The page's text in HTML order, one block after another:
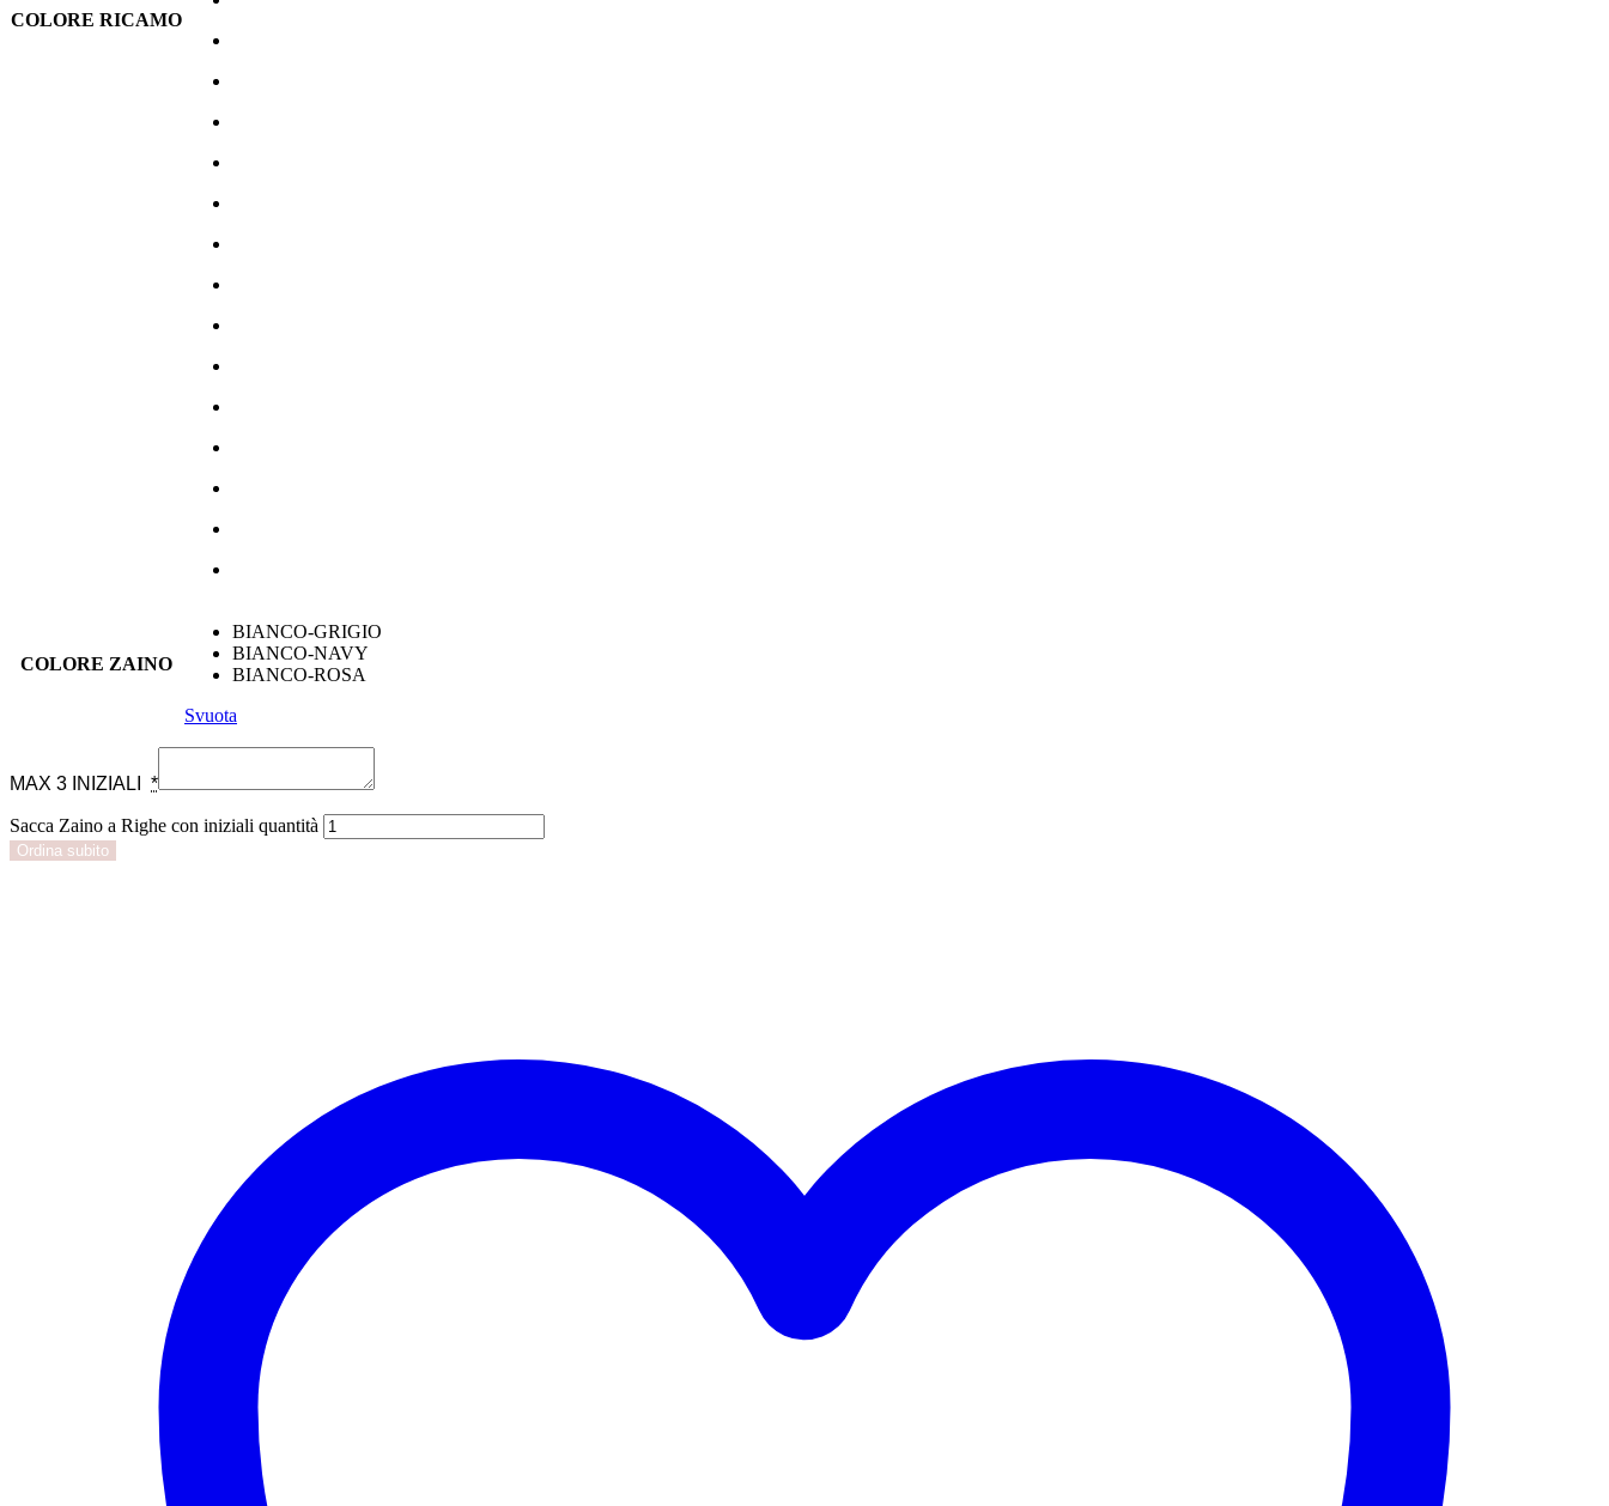
COLORE RICAMO
COLORE ZAINO
BIANCO-GRIGIO
BIANCO-NAVY
BIANCO-ROSA
Svuota
MAX 3 INIZIALI *
Sacca Zaino a Righe con iniziali quantità
Ordina subito